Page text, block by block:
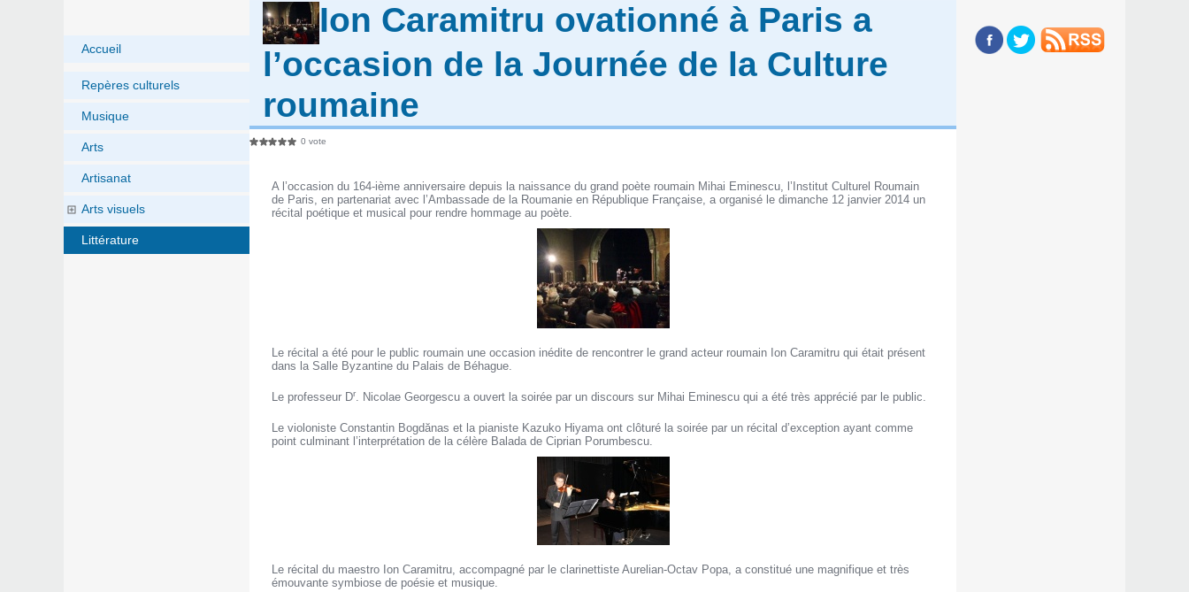
Ion Caramitru ovationné à Paris a
l’occasion de la Journée de la Culture
roumaine
0 vote
A l’occasion du 164-ième anniversaire depuis la naissance du grand poète roumain Mihai Eminescu, l’Institut Culturel Roumain
de Paris, en partenariat avec l’Ambassade de la Roumanie en République Française, a organisé le dimanche 12 janvier 2014 un
récital poétique et musical pour rendre hommage au poète.
Le récital a été pour le public roumain une occasion inédite de rencontrer le grand acteur roumain Ion Caramitru qui était présent
dans la Salle Byzantine du Palais de Béhague.
Le professeur Dr. Nicolae Georgescu a ouvert la soirée par un discours sur Mihai Eminescu qui a été très apprécié par le public.
Le violoniste Constantin Bogdănas et la pianiste Kazuko Hiyama ont clôturé la soirée par un récital d’exception ayant comme
point culminant l’interprétation de la célère Balada de Ciprian Porumbescu.
Le récital du maestro Ion Caramitru, accompagné par le clarinettiste Aurelian-Octav Popa, a constitué une magnifique et très
émouvante symbiose de poésie et musique.
Accueil
Repères culturels
Musique
Arts
Artisanat
Arts visuels
Littérature